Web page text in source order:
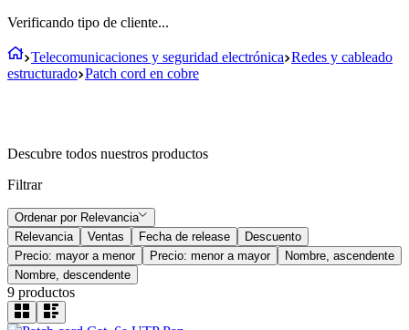
Verificando tipo de cliente...
Telecomunicaciones y seguridad electrónica Redes y cableado
estructurado Patch cord en cobre
Descubre todos nuestros productos
Filtrar
Ordenar por Relevancia
Relevancia
Ventas Fecha de release
Descuento
Precio: mayor a menor
Precio: menor a mayor
Nombre, ascendente
Nombre, descendente
9 productos